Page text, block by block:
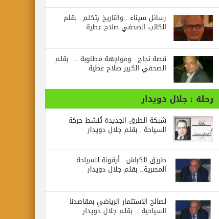
رسائل‭ ‬سيناء‭.. ‬والتاريخ‭ ‬يتكلم.. بقلم
الكاتب الصحفي صلاح عطية
قصة نجاح ..ومواجهة مطلوبة … بقلم
الصحفي الكبير صلاح عطية
دويدار
شبكة الطرق الجديدة تُنشط حركة
السياحة ..بقلم جلال دويدار
طريق الكباش.. أيقونة للسياحة
المصرية.. بقلم جلال دويدار
لصالح الاستثمار الرياضي بمقاصدنا
السياحية .. بقلم جلال دويدار